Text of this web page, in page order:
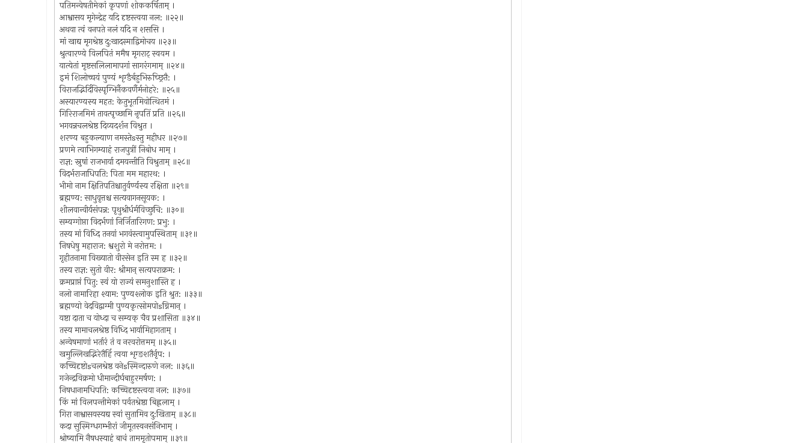
पतिमन्वेषतीमेकां कृपणां शोककर्षिताम् ।
आश्वासय मृगेन्द्रेह यदि दृष्टस्त्वया नल: ॥२२॥
अथवा त्वं वनपते नलं यदि न शससि ।
मां खाद्य मृगश्रेष्ठ दु:खादस्माद्विमोचय ॥२३॥
श्रुत्वारण्ये विलपितं ममैष मृगराट् स्वयम ।
यात्येतां मृष्टसलिलामापगां सागरंगमाम् ॥२४॥
इमं शिलोच्चयं पुण्यं शृग्ङैर्बहुभिरुच्छ्रितै: ।
विराजद्भिर्दिविस्पृग्भिर्नैकवर्णैर्मनोहरे: ॥२५॥
अस्यारण्यस्य महत: केतुभूतमिवोत्थितमं ।
गिरिराजमिमं तावत्पृच्छामि नृपतिं प्रति ॥२६॥
भगवन्नचलश्रेष्ठ दिव्यदर्शन विश्रुत ।
शरण्य बहुकल्याण नमस्तेsस्तु महीधर ॥२७॥
प्रणमे त्वाभिगम्याहं राजपुत्रीं निबोध माम् ।
राज्ञ: स्नुषां राजभार्या दमयन्तीति विश्रुताम् ॥२८॥
विदर्भराजाधिपति: पिता मम महारथ: ।
भीमो नाम क्षितिपतिश्चातुर्वर्ण्यस्य रक्षिता ॥२९॥
ब्रह्मण्य: साधुवृत्तश्च सत्यवागनसूयक: ।
शीलवान्वीर्यसंपन्न: पृथुश्रीर्धर्मविच्छुचि: ॥३०॥
सम्यग्गोप्ता विदर्भणां निर्जितारिगण: प्रभु: ।
तस्य मां विध्दि तनयां भगवंस्त्वामुपस्थिताम् ॥३१॥
निषधेषु महाराज: श्वशुरो मे नरोत्तम: ।
गृहीतनामा विख्यातो वीरसेन इति स्म ह ॥३२॥
तस्य राज्ञ: सुतो वीर: श्रीमान् सत्यपराक्रम: ।
क्रमप्राप्तं पितु: स्वं यो राज्यं समनुशास्ति ह ।
नलो नामारिहा श्याम: पुण्यश्लोक इति श्रुत: ॥३३॥
ब्रह्मण्यो वेदविद्वाग्मी पुण्यकृत्सोमपोsग्निमान् ।
यष्टा दाता च योध्दा च सम्यक् चैव प्रशासिता ॥३४॥
तस्य मामाचलश्रेष्ठ विध्दि भार्यामिहागताम् ।
अन्वेषमाणां भर्तारं तं व नरवरोत्तमम् ॥३५॥
खमुल्लिखद्भिरेतैर्हि त्वया शृग्ङशतैर्नृप: ।
कच्चिदृष्टोsचलश्रेष्ठ वनेsस्मिन्दारुणे नल: ॥३६॥
गजेन्द्रविक्रमो धीमान्दीर्घबाहुरमर्षण: ।
निषधानामधिपति: कच्चिदृष्टस्त्वया नल: ॥३७॥
किं मां विलपन्तीमेकां पर्वतश्रेष्ठा बिह्ललाम् ।
गिरा नाश्वासयस्यद्य स्वां सुतामिव दु:खिताम् ॥३८॥
कदा सुस्मिग्धगम्भीरां जीमूतस्वनसंनिभाम् ।
श्रोष्यामि नैषधस्याहं बाचं ताममृतोपमाम् ॥३९॥